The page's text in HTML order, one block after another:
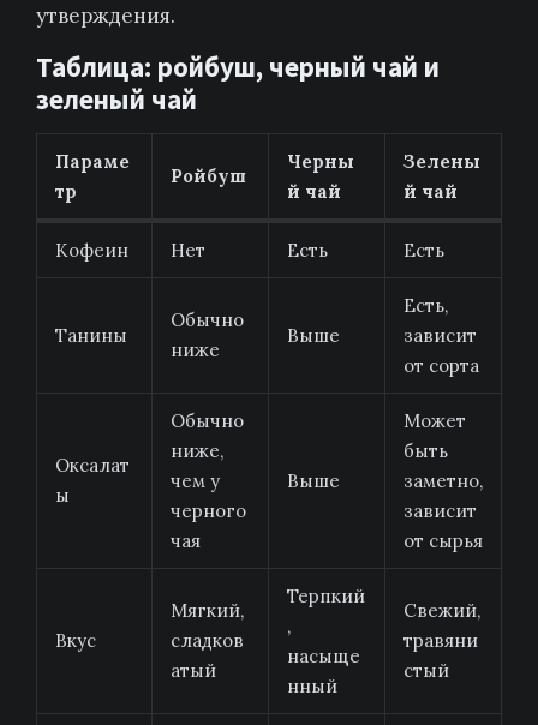
утверждения.
Таблица: ройбуш, черный чай и
зеленый чай
Параме
тр
Ройбуш
Черны
й чай
Зелены
й чай
Кофеин Нет Есть Есть
Танины
Обычно
ниже
Выше
Есть,
зависит
от сорта
Оксалат
ы
Обычно
ниже,
чем у
черного
чая
Выше
Может
быть
заметно,
зависит
от сырья
Вкус
Мягкий,
сладков
атый
Терпкий
,
насыще
нный
Свежий,
травяни
стый